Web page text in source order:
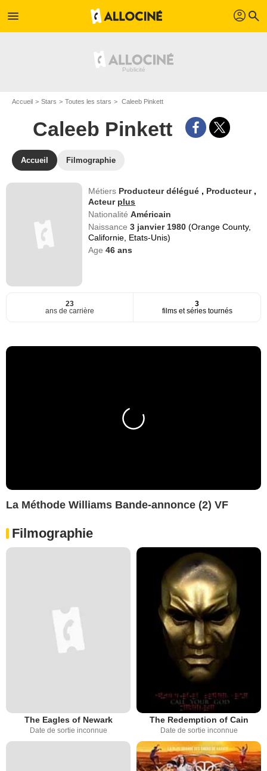
menu profil search
Accueil Stars Toutes les stars Caleeb Pinkett
Caleeb Pinkett
Accueil Filmographie
Métiers Producteur délégué , Producteur ,
Acteur plus
NationalitéAméricain
Naissance3 janvier 1980(Orange County,
Californie, Etats-Unis)
Age46 ans
23
ans de carrière
3
films et séries tournés
La Méthode Williams Bande-annonce (2) VF
Filmographie
The Eagles of Newark
Date de sortie inconnue
The Redemption of Cain
Date de sortie inconnue